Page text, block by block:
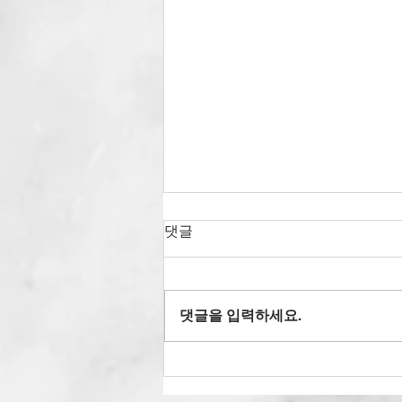
댓글
댓글을 입력하세요.